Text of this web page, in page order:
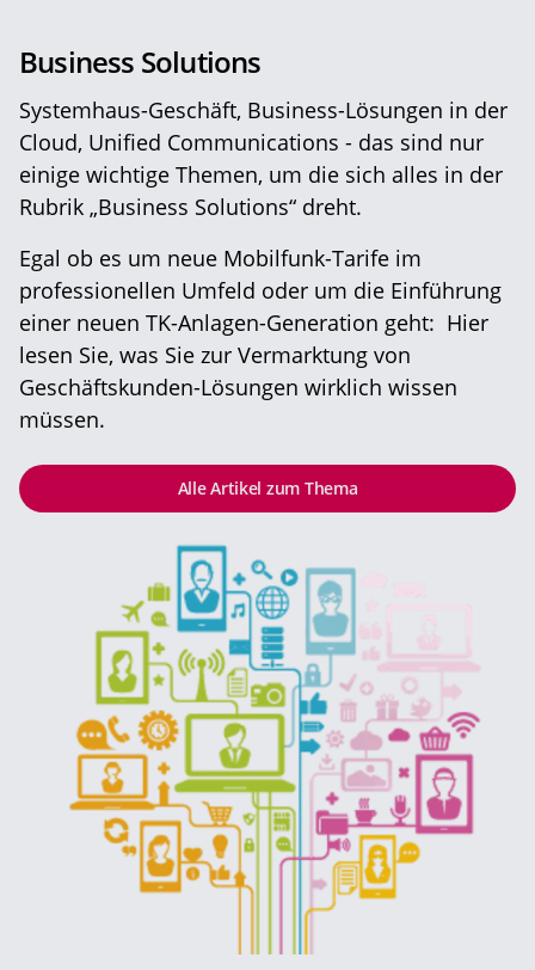
Business Solutions
Systemhaus-Geschäft, Business-Lösungen in der
Cloud, Unified Communications - das sind nur
einige wichtige Themen, um die sich alles in der
Rubrik „Business Solutions“ dreht.
Egal ob es um neue Mobilfunk-Tarife im
professionellen Umfeld oder um die Einführung
einer neuen TK-Anlagen-Generation geht: Hier
lesen Sie, was Sie zur Vermarktung von
Geschäftskunden-Lösungen wirklich wissen
müssen.
Alle Artikel zum Thema